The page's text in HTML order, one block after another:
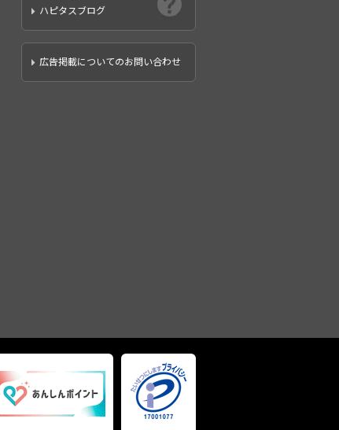
ハピタスブログ
広告掲載についてのお問い合わせ